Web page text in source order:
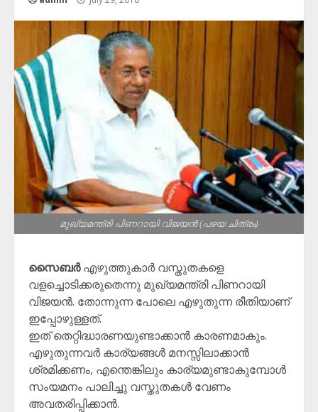
മുഖ്യമന്ത്രി പിണറായി വിജയൻ (പഴയ ചിത്രം)
സൈബർഎഴുത്തുകാർ വസ്തുതകളെ
വളച്ചൊടിക്കരുതെന്നു മുഖ്യമന്ത്രി പിണറായി
വിജയൻ. തോന്നുന്ന പോലെ എഴുതുന്ന രീതിയാണ്
ഇപ്പോഴുള്ളത്.
ഇത് തെറ്റിദ്ധാരണയുണ്ടാക്കാൻ കാരണമാകും.
എഴുതുന്നവർ കാര്യങ്ങൾ മനസ്സിലാക്കാൻ
ശ്രമിക്കണം, എന്തെങ്കിലും കാര്യമുണ്ടാകുമ്പോൾ
സംയമനം പാലിച്ചു വസ്തുതകൾ വേണം
അവതരിപ്പിക്കാൻ.